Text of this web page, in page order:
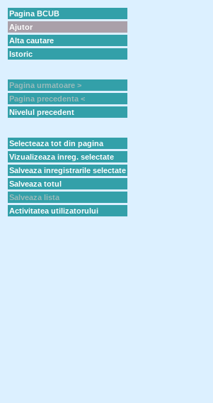
Pagina BCUB
Ajutor
Alta cautare
Istoric
Pagina urmatoare >
Pagina precedenta <
Nivelul precedent
Selecteaza tot din pagina
Vizualizeaza inreg. selectate
Salveaza inregistrarile selectate
Salveaza totul
Salveaza lista
Activitatea utilizatorului